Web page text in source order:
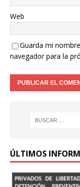
Web
Guarda mi
navegador para la
ÚLTIMOS